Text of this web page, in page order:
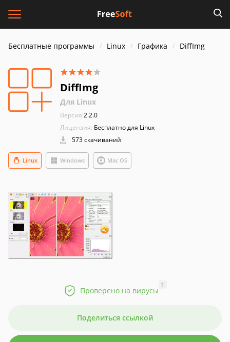
Бесплатные программы Linux Графика DiffImg
DiffImg
Для Linux
Версия:2.2.0
Лицензия: Бесплатно для Linux
573 скачиваний
Windows
Linux Mac OS
Проверено на вирусы
?
Поделиться ссылкой